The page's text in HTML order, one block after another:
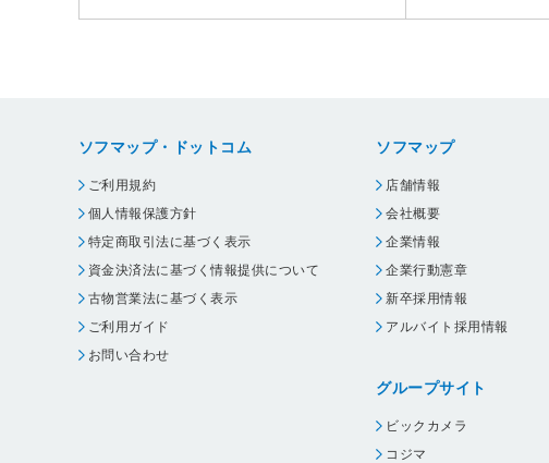
ソフマップ・ドットコム
ご利用規約
個人情報保護方針
特定商取引法に基づく表示
資金決済法に基づく情報提供について
古物営業法に基づく表示
ご利用ガイド
お問い合わせ
ソフマップ
店舗情報
会社概要
企業情報
企業行動憲章
新卒採用情報
アルバイト採用情報
グループサイト
ビックカメラ
コジマ